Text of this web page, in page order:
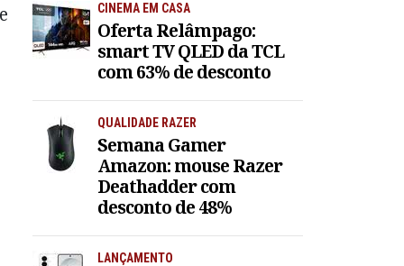
CINEMA EM CASA
Oferta Relâmpago:
smart TV QLED da TCL
com 63% de desconto
QUALIDADE RAZER
Semana Gamer
Amazon: mouse Razer
Deathadder com
desconto de 48%
LANÇAMENTO